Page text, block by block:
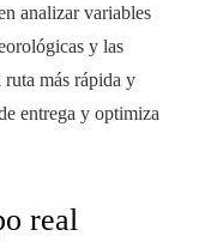
analizar variables
y las
más rápida y
entrega y optimiza
real